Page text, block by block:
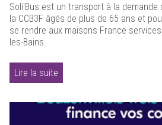
Soli'Bus est un transport à la
la CCB3F âgés de plus de 65 ans et
se rendre aux maisons France
les-Bains.
Lire la suite